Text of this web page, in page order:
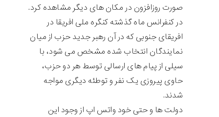
صورت روزافزون در مکان های دیگر مشاهده کرد.
در کنفرانس ماه گذشته کنگره ملی افریقا در
افریقای جنوبی که در آن رهبر جدید حزب از میان
نمایندگان انتخاب شده مشخص می شود، با
سیلی از پیام های ارسالی توسط هر دو حزب،
حاوی پیروزی یک نفر و توطئه دیگری مواجه
شدند.
دولت ها و حتی خود واتس اپ از وجود این